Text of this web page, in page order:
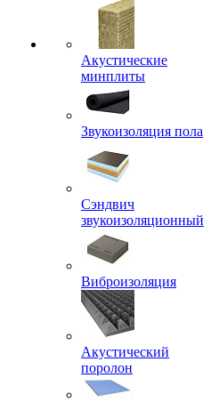
Акустические
минплиты
Звукоизоляция пола
Сэндвич
звукоизоляционный
Виброизоляция
Акустический
поролон